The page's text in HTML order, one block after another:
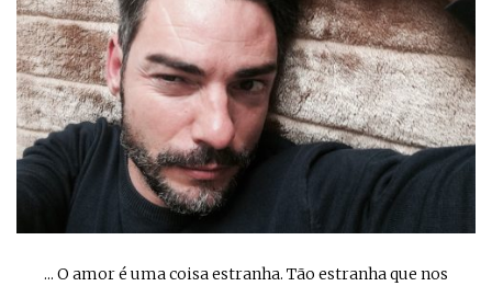
... O amor é uma coisa estranha. Tão estranha que nos